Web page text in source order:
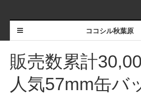
ココシル秋葉原
販売数累計
人気57mm缶バ